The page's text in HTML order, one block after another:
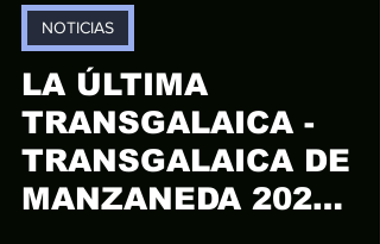
LA ÚLTIMA
TRANSGALAICA -
TRANSGALAICA DE
MANZANEDA 2023 -
NOTICIAS